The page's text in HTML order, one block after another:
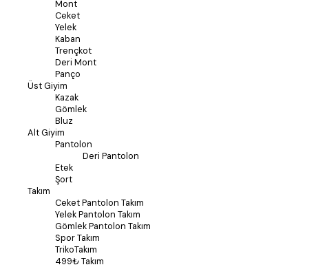
Mont
Ceket
Yelek
Kaban
Trençkot
Deri Mont
Panço
Üst Giyim
Kazak
Gömlek
Bluz
Alt Giyim
Pantolon
Deri Pantolon
Etek
Şort
Takım
Ceket Pantolon Takım
Yelek Pantolon Takım
Gömlek Pantolon Takım
Spor Takım
TrikoTakım
499₺ Takım